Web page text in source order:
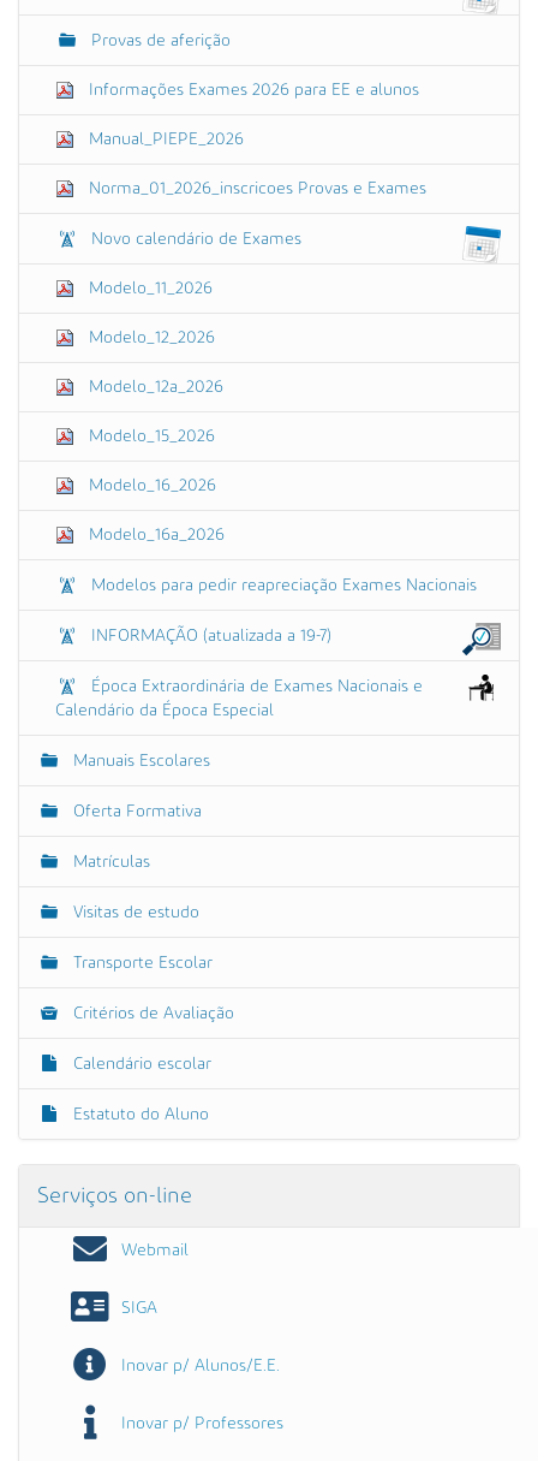
Provas de aferição
Informações Exames 2026 para EE e alunos
Manual_PIEPE_2026
Norma_01_2026_inscricoes Provas e Exames
Novo calendário de Exames
Modelo_11_2026
Modelo_12_2026
Modelo_12a_2026
Modelo_15_2026
Modelo_16_2026
Modelo_16a_2026
Modelos para pedir reapreciação Exames Nacionais
INFORMAÇÃO (atualizada a 19-7)
Época Extraordinária de Exames Nacionais e
Calendário da Época Especial
Manuais Escolares
Oferta Formativa
Matrículas
Visitas de estudo
Transporte Escolar
Critérios de Avaliação
Calendário escolar
Estatuto do Aluno
Serviços on-line
Webmail
SIGA
Inovar p/ Alunos/E.E.
Inovar p/ Professores